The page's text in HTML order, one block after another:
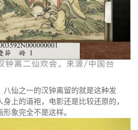
八仙之一的汉钟离留的就是这种发
上的道袍，电影还是比较还原的，
象完全不是这样。